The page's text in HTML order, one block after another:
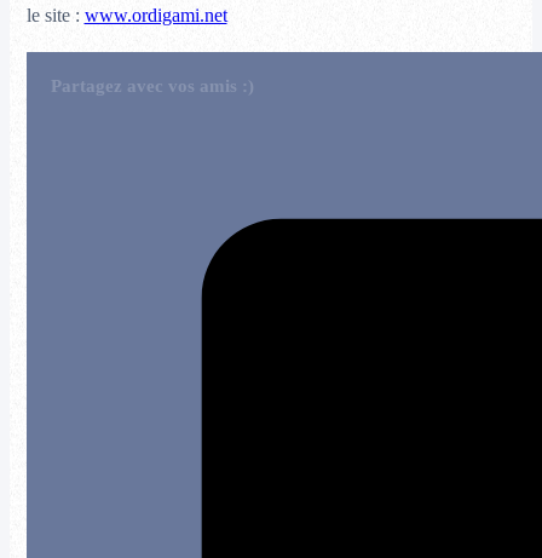
le site : www.ordigami.net
Partagez avec vos amis :)